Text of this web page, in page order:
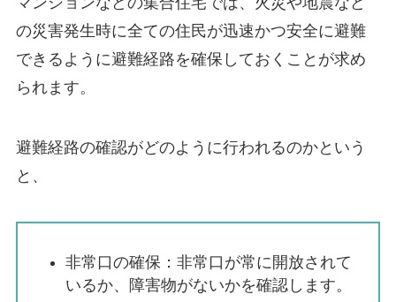
の災害発生時に全ての住民が迅速かつ安全に避難
できるように避難経路を確保しておくことが求め
られます。
避難経路の確認がどのように行われるのかという
と、
非常口の確保：非常口が常に開放されて
いるか、障害物がないかを確認します。